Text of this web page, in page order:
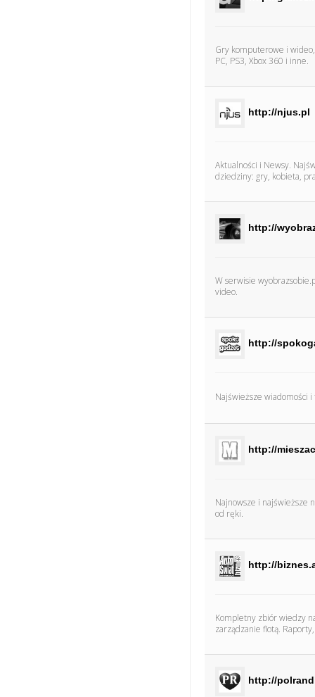
Gry komputerowe i
PC, PS3, Xbox 360 i inne.
http://njus.pl
Aktualności i Newsy.
dziedziny: gry, kobieta,
http://
W serwisie
video.
http://
Najświeższe wiadomości
http://
Najnowsze i najświeższe
od ręki.
http://
Kompletny zbiór wiedzy
zarządzanie flotą.
http://